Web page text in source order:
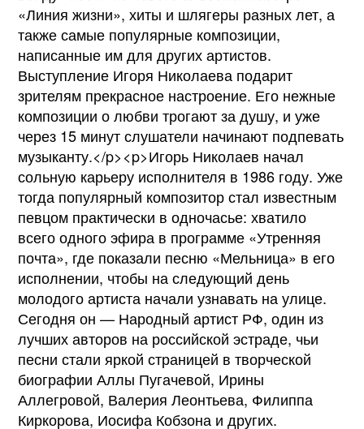
«Линия жизни», хиты и шлягеры разных лет, а
также самые популярные композиции,
написанные им для других артистов.
Выступление Игоря Николаева подарит
зрителям прекрасное настроение. Его нежные
композиции о любви трогают за душу, и уже
через 15 минут слушатели начинают подпевать
музыканту.</p><p>Игорь Николаев начал
сольную карьеру исполнителя в 1986 году. Уже
тогда популярный композитор стал известным
певцом практически в одночасье: хватило
всего одного эфира в программе «Утренняя
почта», где показали песню «Мельница» в его
исполнении, чтобы на следующий день
молодого артиста начали узнавать на улице.
Сегодня он — Народный артист РФ, один из
лучших авторов на российской эстраде, чьи
песни стали яркой страницей в творческой
биографии Аллы Пугачевой, Ирины
Аллегровой, Валерия Леонтьева, Филиппа
Киркорова, Иосифа Кобзона и других.